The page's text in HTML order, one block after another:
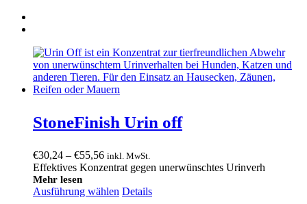
StoneFinish Urin off
€30,24 – €55,56Preisspanne:
€30,24
€55,56
inkl. MwSt.
Effektives Konzentrat gegen unerwünschtes Urinverh
Mehr lesen
Ausführung wählen Details